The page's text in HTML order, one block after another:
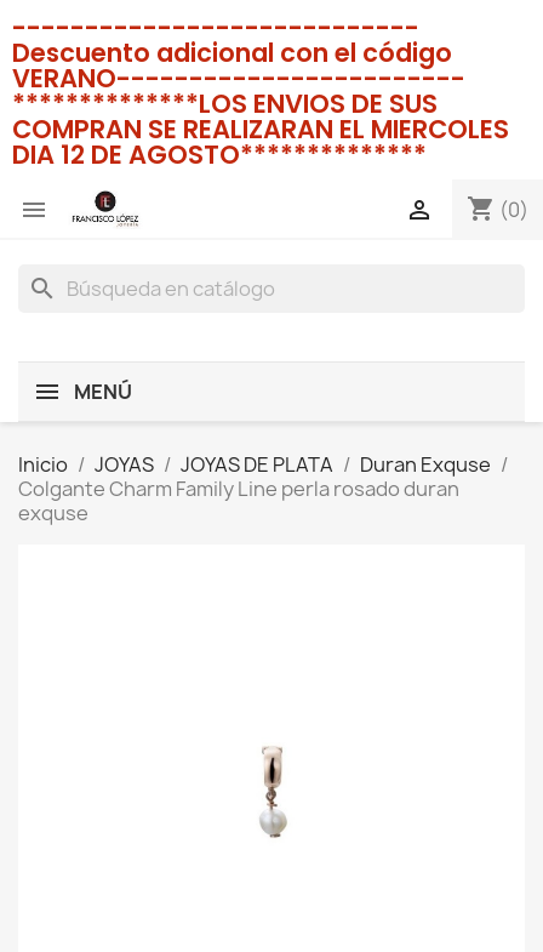
----------------------------
Descuento adicional con el código
VERANO------------------------
**************LOS ENVIOS DE SUS
COMPRAN SE REALIZARAN EL MIERCOLES
DIA 12 DE AGOSTO**************
 shopping_cart (0)

search
MENÚ
Inicio JOYAS JOYAS DE PLATA
Duran Exquse
Colgante Charm Family Line perla rosado duran
exquse